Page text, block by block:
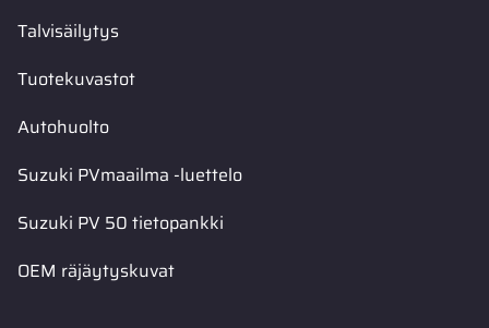
Talvisäilytys
Tuotekuvastot
Autohuolto
Suzuki PVmaailma -luettelo
Suzuki PV 50 tietopankki
OEM räjäytyskuvat